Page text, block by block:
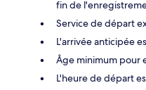
fin de
Service de départ
L'arrivée anticipée
Âge minimum pour
L'heure de départ